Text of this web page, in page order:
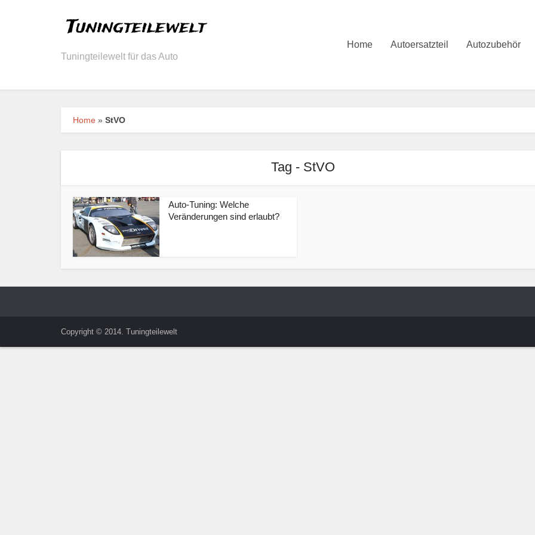
Tuningteilewelt für das Auto
Home Autoersatzteil Autozubehör
Home » StVO
Tag - StVO
Auto-Tuning: Welche
Veränderungen sind erlaubt?
Copyright © 2014. Tuningteilewelt